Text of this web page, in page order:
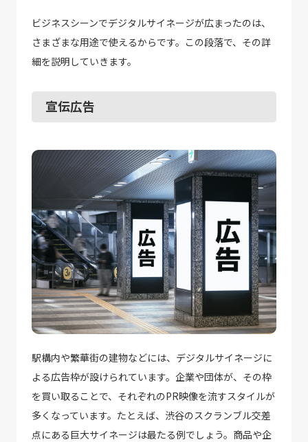
ビジネスシーンでデジタルサイネージが広まったのは、
さまざまな用途で使えるからです。この段落で、その詳
細を説明していきます。
宣伝広告
駅構内や繁華街の建物などには、デジタルサイネージに
よる広告枠が設けられています。企業や団体が、その枠
を買い取ることで、それぞれのPR映像を流すスタイルが
多くなっています。たとえば、渋谷のスクランブル交差
点にある巨大サイネージは最たる例でしょう。商品や企